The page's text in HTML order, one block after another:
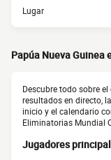
Lugar
Papúa Nueva Guinea
Descubre todo sobre
resultados en directo,
inicio y el calendario
Eliminatorias Mundial
Jugadores